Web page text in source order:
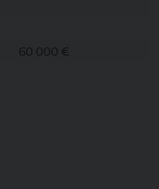
60 000 €